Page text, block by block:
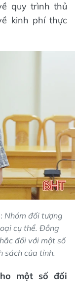
quy trình thủ
kinh phí thực
Nhóm đối tượng
cụ thể. Đồng
đối với một số
sách của tỉnh.
một số đối